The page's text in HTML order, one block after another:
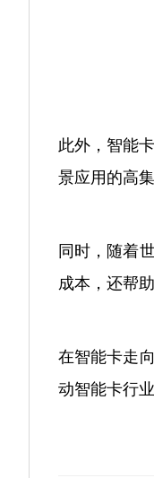
此外，智能
景应用的高
同时，随着
成本，还帮
在智能卡走
动智能卡行